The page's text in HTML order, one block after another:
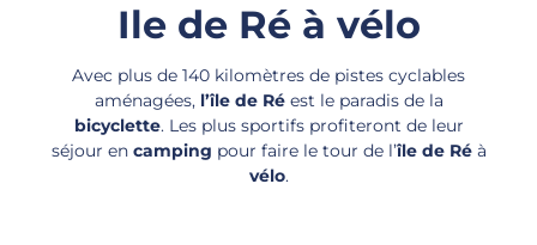
Ile de Ré à vélo
Avec plus de 140 kilomètres de pistes cyclables
aménagées, l’île de Réest le paradis de la
bicyclette. Les plus sportifs profiteront de leur
séjour en camping pour faire le tour de l’île de Réà
vélo.